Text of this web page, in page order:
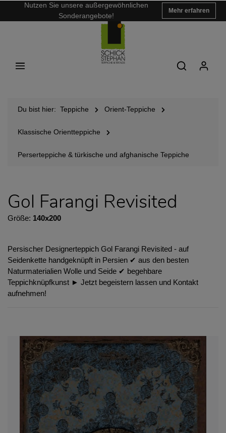
Nutzen Sie unsere außergewöhnlichen
Sonderangebote!
Mehr erfahren
Du bist hier: Teppiche Orient-Teppiche
Klassische Orientteppiche
Perserteppiche & türkische und afghanische Teppiche
Gol Farangi Revisited
Größe: 140x200
Persischer Designerteppich Gol Farangi Revisited - auf
Seidenkette handgeknüpft in Persien ✔︎ aus den besten
Naturmaterialien Wolle und Seide ✔︎ begehbare
Teppichknüpfkunst ► Jetzt begeistern lassen und Kontakt
aufnehmen!